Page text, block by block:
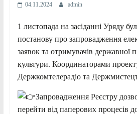
04.11.2024 admin
1 листопада на засіданні Уряду
постанову про запровадження
заявок та отримувачів державної
культури. Координаторами
Держкомтелерадіо та
Запровадження Реєстру
перейти від паперових процесів